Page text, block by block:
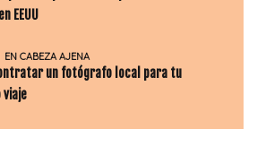
EEUU
EN CABEZA AJENA
un fotógrafo local para tu
viaje